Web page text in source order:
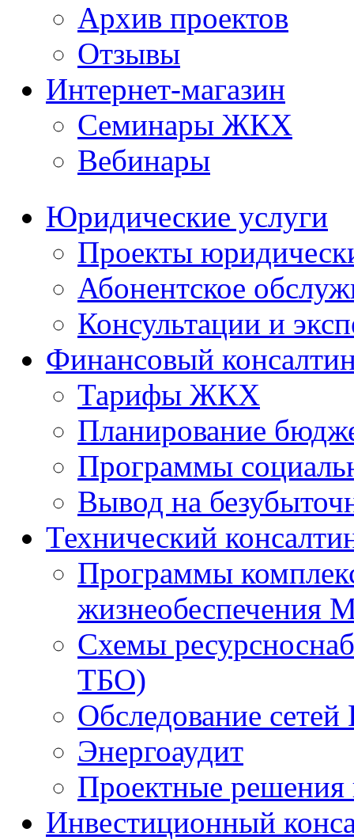
Архив проектов
Отзывы
Интернет-магазин
Семинары ЖКХ
Вебинары
Юридические услуги
Проекты
Абонентское
Консультации и
Финансовый
Тарифы ЖКХ
Планирование
Программы
Вывод на
Технический
Программы
жизнеобеспечения
Схемы
ТБО)
Обследование
Энергоаудит
Проектные решения
Инвестиционный